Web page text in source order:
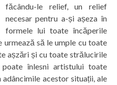
făcându-le relief, un relief
necesar pentru a-și așeza în
formele lui toate încăperile
să le umple cu toate
așzări și cu toate strălucirile
înlesni artistului toate
acestor situații, ale